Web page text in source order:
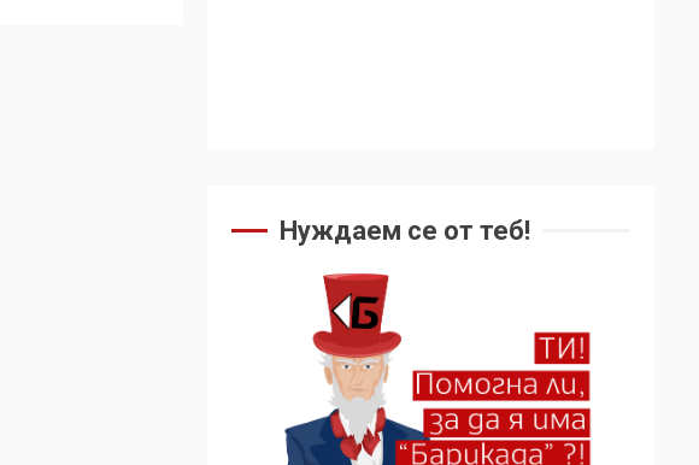
Нуждаем се от теб!